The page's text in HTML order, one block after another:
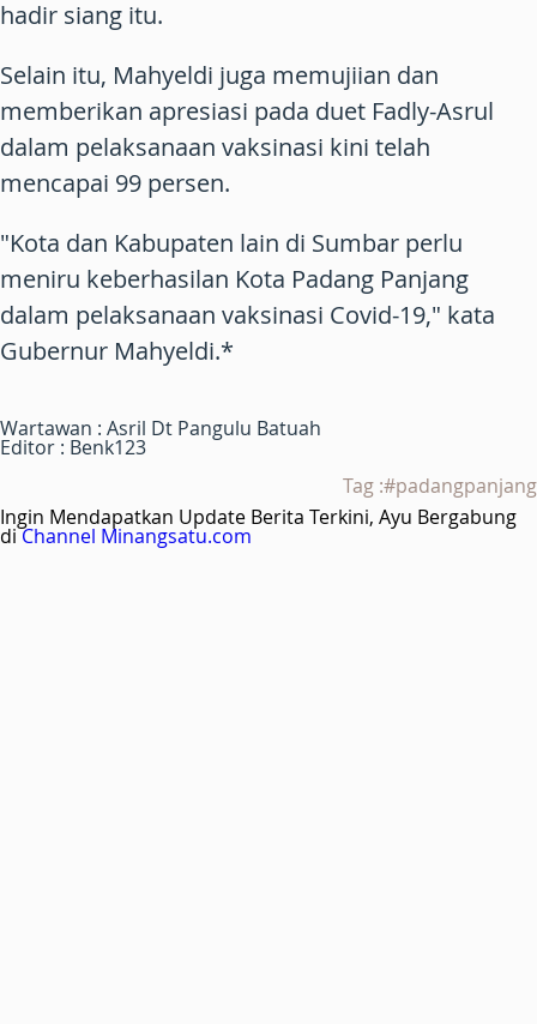
hadir siang itu.
Selain itu, Mahyeldi juga memujiian dan
memberikan apresiasi pada duet Fadly-Asrul
dalam pelaksanaan vaksinasi kini telah
mencapai 99 persen.
"Kota dan Kabupaten lain di Sumbar perlu
meniru keberhasilan Kota Padang Panjang
dalam pelaksanaan vaksinasi Covid-19," kata
Gubernur Mahyeldi.*
Wartawan : Asril Dt Pangulu Batuah
Editor : Benk123
Tag :#padangpanjang
Ingin Mendapatkan Update Berita Terkini, Ayu Bergabung
diChannel Minangsatu.com